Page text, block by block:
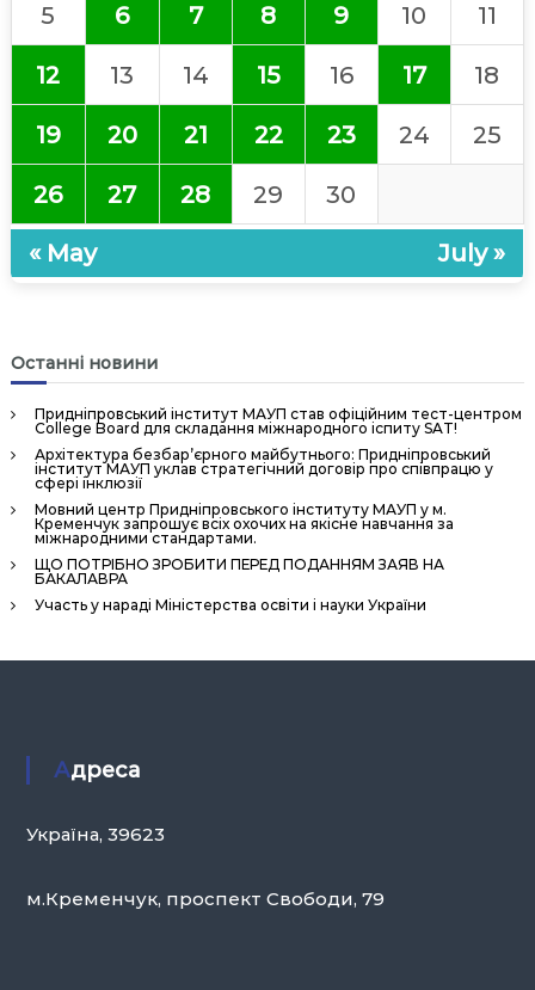
н
П
р
о
а
»
5 6 7 8 9 10 11
12 13 14 15 16 17 18
19 20 21 22 23 24 25
26 27 28 29 30
« May July »
Останні новини
Придніпровський інститут МАУП став офіційним тест-центром
College Board для складання міжнародного іспиту SAT!
Архітектура безбар’єрного майбутнього: Придніпровський
інститут МАУП уклав стратегічний договір про співпрацю у
сфері інклюзії
Мовний центр Придніпровського інституту МАУП у м.
Кременчук запрошує всіх охочих на якісне навчання за
міжнародними стандартами.
ЩО ПОТРІБНО ЗРОБИТИ ПЕРЕД ПОДАННЯМ ЗАЯВ НА
БАКАЛАВРА
Участь у нараді Міністерства освіти і науки України
Адреса
Україна, 39623
м.Кременчук, проспект Свободи, 79